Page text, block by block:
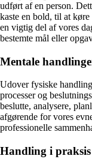
udført af en person.
kaste en bold, til at
en vigtig del af vores
bestemte mål eller
Mentale
Udover fysiske
processer og
beslutte, analysere,
afgørende for vores
professionelle
Handling i praksis